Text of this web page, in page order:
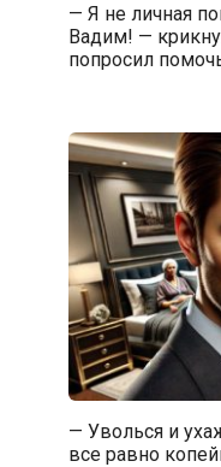
— Я не личная
Вадим! —
попросил
— Уволься и
все равно